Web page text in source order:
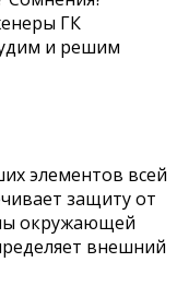
ГК
и решим
элементов всей
защиту от
окружающей
внешний